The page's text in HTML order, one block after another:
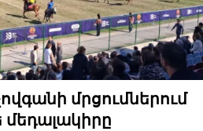
մրցումներում
մեդալակիրը